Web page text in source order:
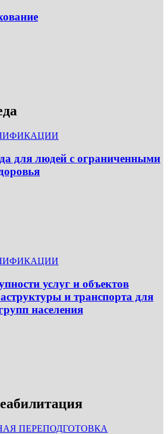
для людей с ограниченными
услуг и объектов
и транспорта для
населения
ПЕРЕПОДГОТОВКА